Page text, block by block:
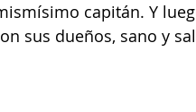
capitán. Y
sus dueños, sano y